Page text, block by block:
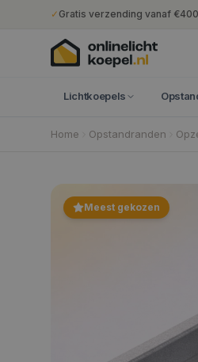
✓ Gratis verzending vanaf €400
Lichtkoepels
Home Opstandranden
Meest gekozen